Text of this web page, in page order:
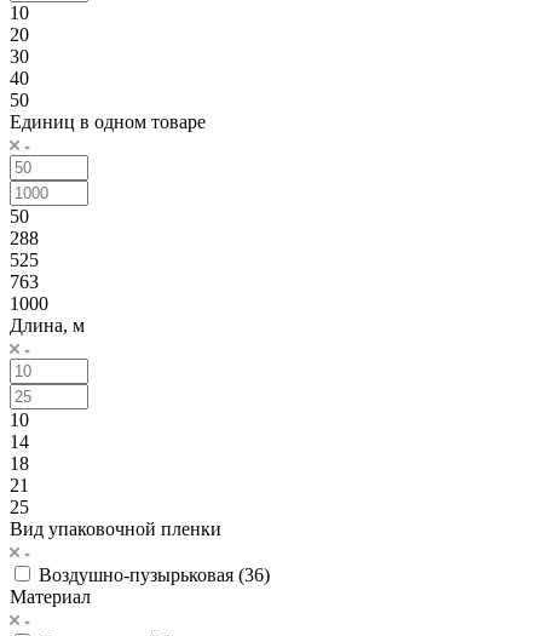
10
20
30
40
50
Единиц в одном товаре
50
288
525
763
1000
Длина, м
10
14
18
21
25
Вид упаковочной пленки
Воздушно-пузырьковая (36)
Материал